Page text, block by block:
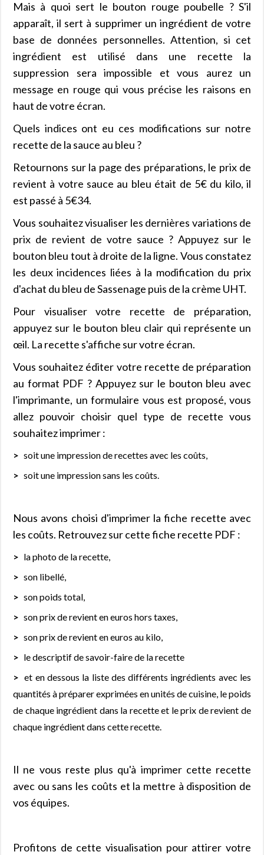
Mais à quoi sert le bouton rouge poubelle ? S'il
apparaît, il sert à supprimer un ingrédient de votre
base de données personnelles. Attention, si cet
ingrédient est utilisé dans une recette la
suppression sera impossible et vous aurez un
message en rouge qui vous précise les raisons en
haut de votre écran.
Quels indices ont eu ces modifications sur notre
recette de la sauce au bleu ?
Retournons sur la page des préparations, le prix de
revient à votre sauce au bleu était de 5€ du kilo, il
est passé à 5€34.
Vous souhaitez visualiser les dernières variations de
prix de revient de votre sauce ? Appuyez sur le
bouton bleu tout à droite de la ligne. Vous constatez
les deux incidences liées à la modification du prix
d'achat du bleu de Sassenage puis de la crème UHT.
Pour visualiser votre recette de préparation,
appuyez sur le bouton bleu clair qui représente un
œil. La recette s'affiche sur votre écran.
Vous souhaitez éditer votre recette de préparation
au format PDF ? Appuyez sur le bouton bleu avec
l'imprimante, un formulaire vous est proposé, vous
allez pouvoir choisir quel type de recette vous
souhaitez imprimer :
soit une impression de recettes avec les coûts,
soit une impression sans les coûts.
Nous avons choisi d'imprimer la fiche recette avec
les coûts. Retrouvez sur cette fiche recette PDF :
la photo de la recette,
son libellé,
son poids total,
son prix de revient en euros hors taxes,
son prix de revient en euros au kilo,
le descriptif de savoir-faire de la recette
et en dessous la liste des différents ingrédients avec les
quantités à préparer exprimées en unités de cuisine, le poids
de chaque ingrédient dans la recette et le prix de revient de
chaque ingrédient dans cette recette.
Il ne vous reste plus qu'à imprimer cette recette
avec ou sans les coûts et la mettre à disposition de
vos équipes.
Profitons de cette visualisation pour attirer votre